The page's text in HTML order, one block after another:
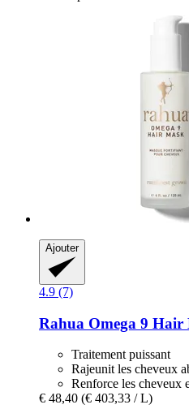
Ajouter
4.9 (7)
Rahua Omega 9 Hair
Traitement puissant
Rajeunit les cheveux
Renforce les cheveux
€ 48,40 (€ 403,33 / L)